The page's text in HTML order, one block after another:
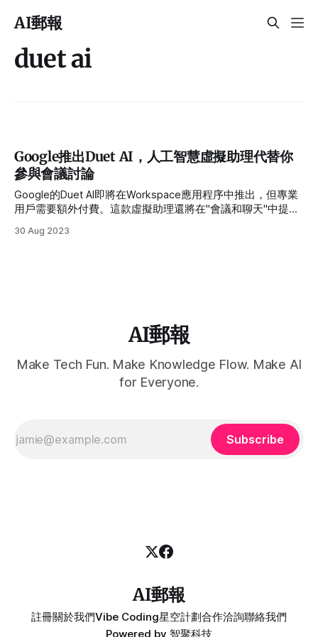
AI郵報
duet ai
Google推出Duet AI，人工智慧虛擬助理代替你
參與會議討論
Google的Duet AI即將在Workspace應用程序中推出，但專業
用戶需要額外付費。這款虛擬助理還將在"會議和聊天"中提供
括將Duet AI虛擬助手整合到Workspace生產力應用程序中。
30 Aug 2023
AI郵報
Make Tech Fun. Make Knowledge Flow. Make AI
for Everyone.
Subscribe
AI郵報
註冊關於我們Vibe Coding星空計劃合作洽詢聯絡我們
Powered by 智聚科技